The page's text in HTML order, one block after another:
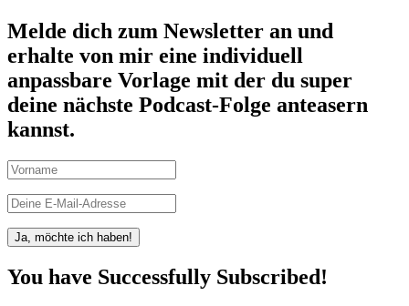
Melde dich zum Newsletter an und
erhalte von mir eine individuell
anpassbare Vorlage mit der du super
deine nächste Podcast-Folge anteasern
kannst.
Ja, möchte ich haben!
You have Successfully Subscribed!